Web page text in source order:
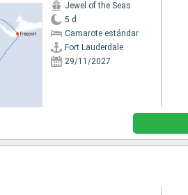
Jewel of the Seas
5 d
Camarote estándar
Fort Lauderdale
29/11/2027